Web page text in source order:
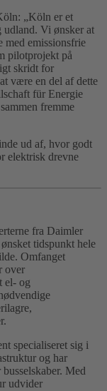
„Köln er et
udland. Vi ønsker at
med emissionsfrie
pilotprojekt på
skridt for
være en del af dette
für Energie
fremme
ud af, hvor godt
elektrisk drevne
fra Daimler
tidspunkt hele
Omfanget
over
el- og
specialiseret sig i
og har
Med
udvider